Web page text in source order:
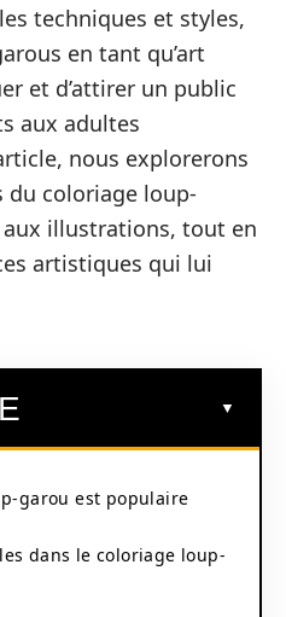
techniques et styles,
en tant qu’art
et d’attirer un public
aux adultes
nous explorerons
du coloriage loup-
illustrations, tout en
artistiques qui lui
garou est populaire
dans le coloriage loup-